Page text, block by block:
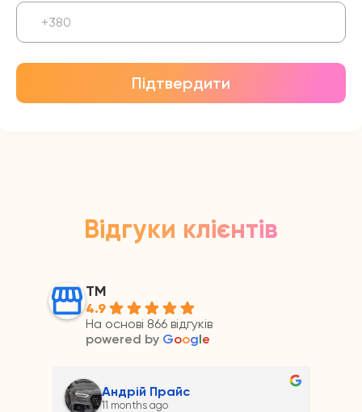
Підтвердити
Відгуки клієнтів
ТМ
4.9
На основі 866 відгуків
powered by Google
Андрій Прайс
11 months ago